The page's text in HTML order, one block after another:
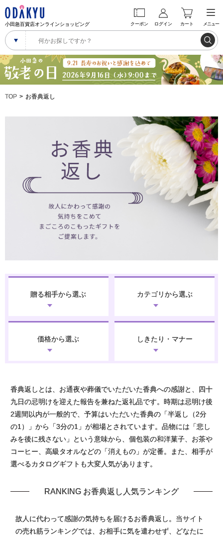
小田急百貨店オンラインショッピング クーポン ログイン カート メニュー
TOP お香典返し
贈る相手から選ぶ カテゴリから選ぶ
価格から選ぶ しきたり・マナー
香典返しとは、お通夜や葬儀でいただいた香典への感謝と、四十
九日の忌明けを迎えた報告を兼ねた返礼品です。時期は忌明け後
2週間以内が一般的で、予算はいただいた香典の「半返し（2分
の1）」から「3分の1」が相場とされています。品物には「悲し
みを後に残さない」という意味から、個包装の和洋菓子、お茶や
コーヒー、高級タオルなどの「消えもの」が定番。また、相手が
選べるカタログギフトも大変人気があります。
RANKING お香典返し人気ランキング
故人に代わって感謝の気持ちを届けるお香典返し。当サイト
の売れ筋ランキングでは、お相手に気を遣わせず、どなたに